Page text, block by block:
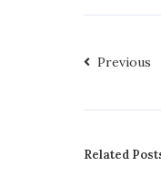
Previous
Related